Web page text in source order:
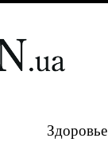
Здоровье